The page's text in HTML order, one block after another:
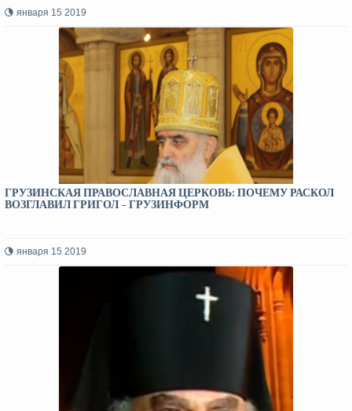
января 15 2019
ГРУЗИНСКАЯ ПРАВОСЛАВНАЯ ЦЕРКОВЬ: ПОЧЕМУ РАСКОЛ
ВОЗГЛАВИЛ ГРИГОЛ – ГРУЗИНФОРМ
января 15 2019